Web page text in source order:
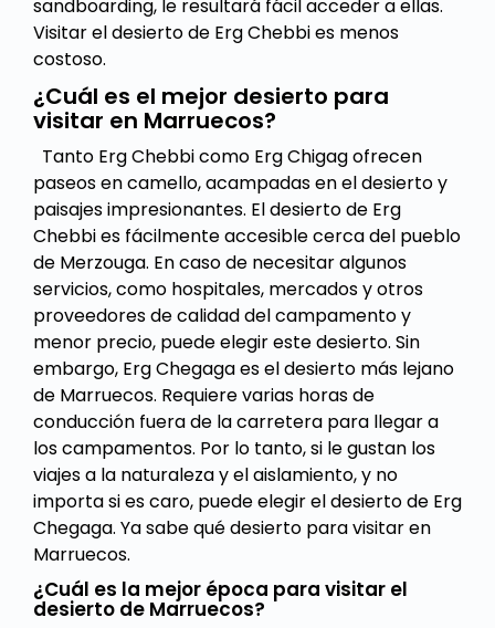
sandboarding, le resultará fácil acceder a ellas.
Visitar el desierto de Erg Chebbi es menos
costoso.
¿Cuál es el mejor desierto para
visitar en Marruecos?
Tanto Erg Chebbi como Erg Chigag ofrecen
paseos en camello, acampadas en el desierto y
paisajes impresionantes. El desierto de Erg
Chebbi es fácilmente accesible cerca del pueblo
de Merzouga. En caso de necesitar algunos
servicios, como hospitales, mercados y otros
proveedores de calidad del campamento y
menor precio, puede elegir este desierto. Sin
embargo, Erg Chegaga es el desierto más lejano
de Marruecos. Requiere varias horas de
conducción fuera de la carretera para llegar a
los campamentos. Por lo tanto, si le gustan los
viajes a la naturaleza y el aislamiento, y no
importa si es caro, puede elegir el desierto de Erg
Chegaga. Ya sabe qué desierto para visitar en
Marruecos.
¿Cuál es la mejor época para visitar el
desierto de Marruecos?